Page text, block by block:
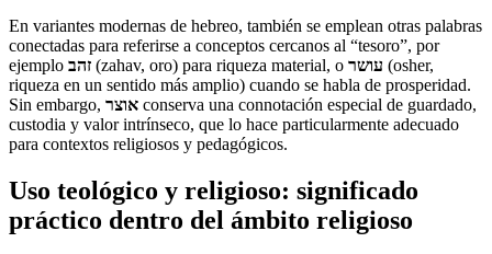
En variantes modernas de hebreo, también se emplean otras palabras
conectadas para referirse a conceptos cercanos al “tesoro”, por
ejemplo זהב (zahav, oro) para riqueza material, o עושר (osher,
riqueza en un sentido más amplio) cuando se habla de prosperidad.
Sin embargo, אוצר conserva una connotación especial de guardado,
custodia y valor intrínseco, que lo hace particularmente adecuado
para contextos religiosos y pedagógicos.
Uso teológico y religioso: significado
práctico dentro del ámbito religioso